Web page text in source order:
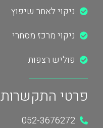
ניקוי לאחר שיפוץ
ניקוי מרכז מסחרי
פוליש רצפות
פרטי התקשרות
052-3676272